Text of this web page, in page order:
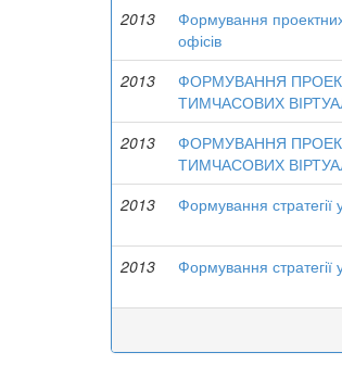
2013
Формування
офісів
2013
ФОРМУВАННЯ
ТИМЧАСОВИХ
2013
ФОРМУВАННЯ
ТИМЧАСОВИХ
2013 Формування стратегії
2013
Формування стратегії